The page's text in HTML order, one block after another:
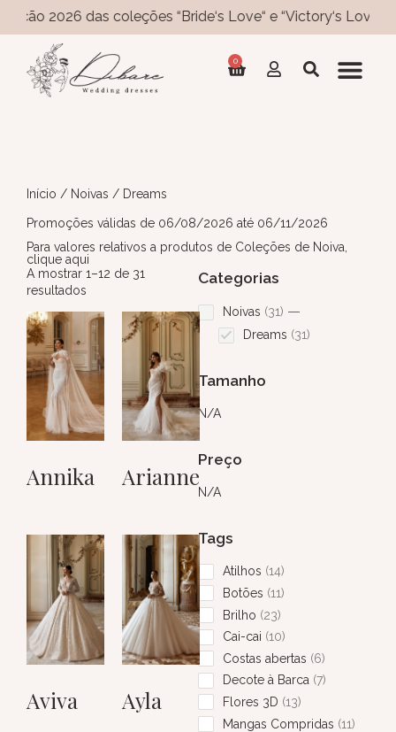
2026 das coleções “Bride‘s Love“ e “Victory‘s Love“
0
Início / Noivas / Dreams
Promoções válidas de 06/08/2026 até 06/11/2026
Para valores relativos a produtos de Coleções de Noiva,
clique aqui
Categorias
Noivas
31
Dreams 31
Tamanho
N/A
Preço
N/A
Tags
Atilhos 14
Botões 11
Brilho
23
Cai-cai 10
Costas abertas
6
Decote à Barca 7
Flores 3D 13
Mangas Compridas 11
A mostrar 1–12 de 31
resultados
Annika Arianne
Aviva Ayla